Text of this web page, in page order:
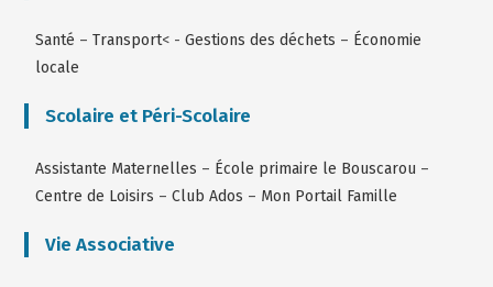
Santé –Transport< -Gestions des déchets – Économie
locale
Scolaire et Péri-Scolaire
Assistante Maternelles – École primaire le Bouscarou –
Centre de Loisirs –Club Ados – Mon Portail Famille
Vie Associative